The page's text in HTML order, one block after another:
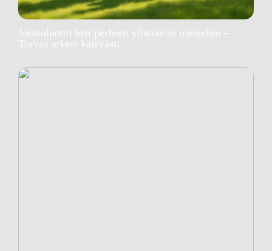
Joustoluotto heti perheen yllättäviin menoihin –
Turvaa arkesi kätevästi